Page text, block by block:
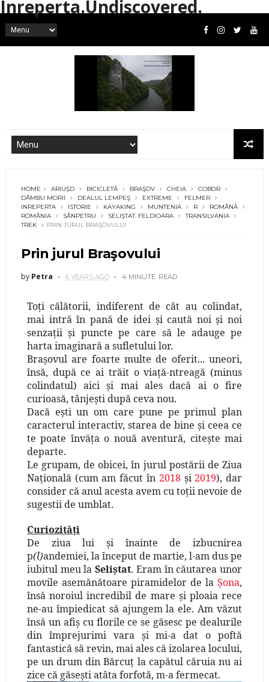
Inreperta.Undiscovered.
HOME ARIUŞD BICICLETĂ BRAŞOV CHEIA
COBOR
DÂMBU MORII
DEALUL LEMPEŞ EXTREME
FELMER
INREPERTA
ISTORIE KAYAKING MUNTENIA R
ROMÂNĂ
ROMÂNIA
SÂNPETRU SELIŞTAT. FELDIOARA
TRANSILVANIA
TREK
PRIN JURUL BRAŞOVULUI
Prin jurul Braşovului
by Petra 6 YEARS AGO 4 MINUTE READ
Toţi călătorii, indiferent de cât au colindat,
mai intră în pană de idei şi caută noi şi noi
senzaţii şi puncte pe care să le adauge pe
harta imaginară a sufletului lor.
Braşovul are foarte multe de oferit... uneori,
însă, după ce ai trăit o viaţă-ntreagă (minus
colindatul) aici şi mai ales dacă ai o fire
curioasă, tânjeşti după ceva nou.
Dacă eşti un om care pune pe primul plan
caracterul interactiv, starea de bine şi ceea ce
te poate învăţa o nouă aventură, citeşte mai
departe.
Le grupam, de obicei, în jurul postării de Ziua
Naţională (cum am făcut în 2018şi 2019), dar
consider că anul acesta avem cu toţii nevoie de
sugestii de umblat.
Curiozităţi
De ziua lui şi înainte de izbucnirea
p(l)andemiei, la început de martie, l-am dus pe
iubitul meu laSeliştat. Eram în căutarea unor
movile asemănătoare piramidelor de laŞona,
însă noroiul incredibil de mare şi ploaia rece
ne-au împiedicat să ajungem la ele. Am văzut
însă un afiş cu florile ce se găsesc pe dealurile
din împrejurimi vara şi mi-a dat o poftă
fantastică să revin, mai ales că izolarea locului,
pe un drum din Bărcuţ la capătul căruia nu ai
zice că găseşti atâta forfotă, m-a fermecat.